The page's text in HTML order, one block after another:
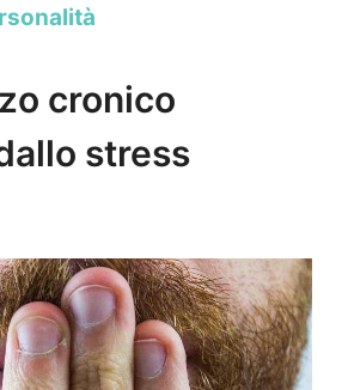
cronico
stress